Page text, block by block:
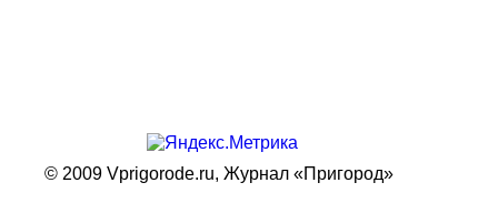
© 2009 Vprigorode.ru, Журнал «Пригород»